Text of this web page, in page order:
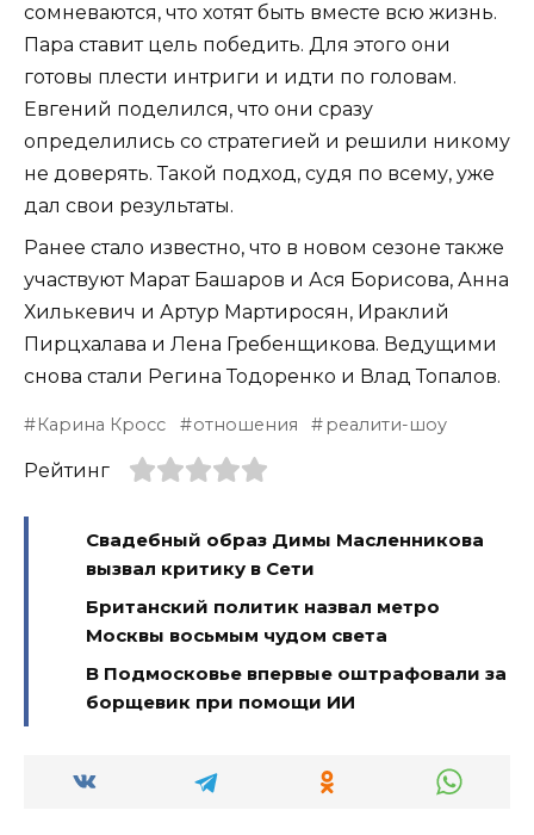
сомневаются, что хотят быть вместе всю жизнь.
Пара ставит цель победить. Для этого они
готовы плести интриги и идти по головам.
Евгений поделился, что они сразу
определились со стратегией и решили никому
не доверять. Такой подход, судя по всему, уже
дал свои результаты.
Ранее стало известно, что в новом сезоне также
участвуют Марат Башаров и Ася Борисова, Анна
Хилькевич и Артур Мартиросян, Ираклий
Пирцхалава и Лена Гребенщикова. Ведущими
снова стали Регина Тодоренко и Влад Топалов.
Карина Кросс отношения реалити-шоу
Рейтинг
Свадебный образ Димы Масленникова
вызвал критику в Сети
Британский политик назвал метро
Москвы восьмым чудом света
В Подмосковье впервые оштрафовали за
борщевик при помощи ИИ